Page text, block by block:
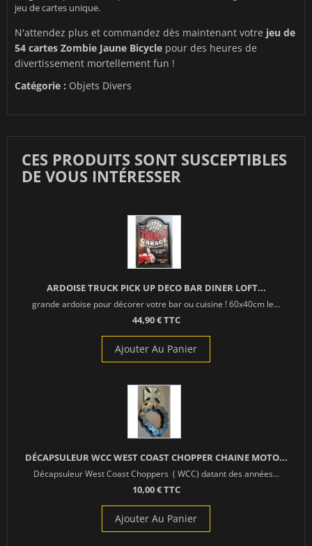
jeu de cartes unique.
N'attendez plus et commandez dès maintenant votre jeu de
54 cartes Zombie Jaune Bicycle pour des heures de
divertissement mortellement fun !
Catégorie : Objets Divers
CES PRODUITS SONT SUSCEPTIBLES
DE VOUS INTÉRESSER
ARDOISE TRUCK PICK UP DECO BAR DINER LOFT...
grande ardoise pour décorer votre bar ou cuisine ! 60x40cm le...
44,90 € TTC
Ajouter Au Panier
DÉCAPSULEUR WCC WEST COAST CHOPPER CHAINE MOTO...
Décapsuleur West Coast Choppers ( WCC) datant des années...
10,00 € TTC
Ajouter Au Panier